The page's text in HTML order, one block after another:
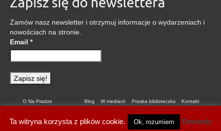
Zamów nasz newsletter i otrzymuj informacje o wydarzeniach i
nowościach na stronie.
Email *
O Na Pradze Blog W mediach Praska biblioteczka Kontakt
Kadence WP
Ta witryna korzysta z plików cookie. Ok, rozumiem
Dowiedz